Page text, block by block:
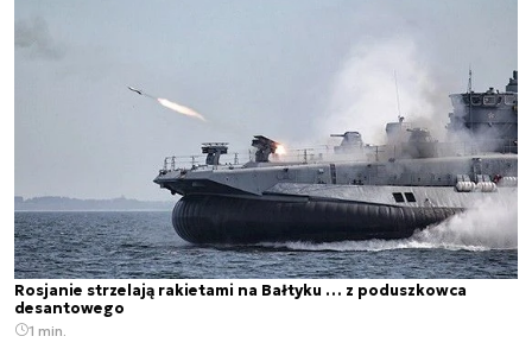
Rosjanie strzelają rakietami na Bałtyku … z poduszkowca
desantowego
1 min.